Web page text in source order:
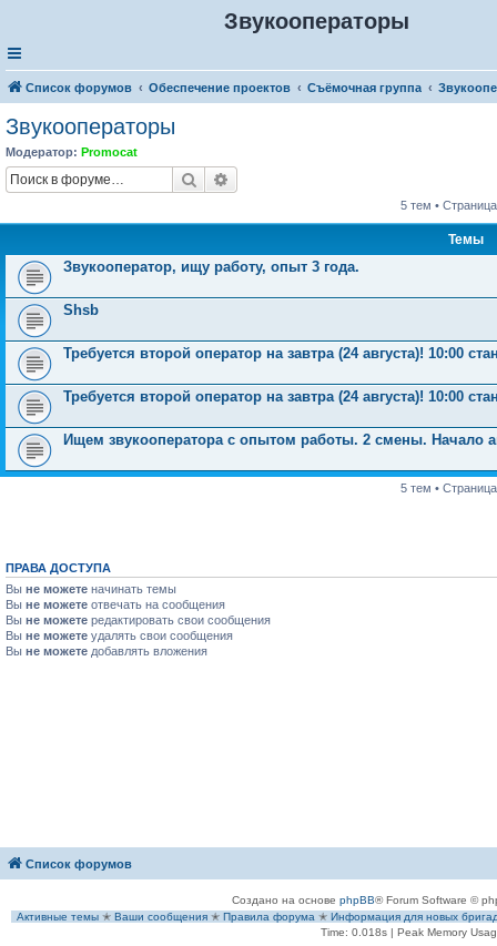
Звукооператоры
Список форумов Обеспечение проектов Съёмочная группа
Звукооператоры
Модератор: Promocat
Поиск
5 тем •
Темы
Звукооператор, ищу работу, опыт 3 года.
Shsb
Требуется второй оператор на завтра (24 августа)! 10:00
Требуется второй оператор на завтра (24 августа)! 10:00
Ищем звукооператора с опытом работы. 2 смены. Начало
5 тем •
ПРАВА ДОСТУПА
Вы не можете начинать темы
Вы не можете отвечать на сообщения
Вы не можете редактировать свои сообщения
Вы не можете удалять свои сообщения
Вы не можете добавлять вложения
Список форумов
Создано на основе phpBB® Forum Software ©
Активные темы ✭ Ваши сообщения ✭ Правила форума ✭ Информация для новых
Time: 0.018s| Peak Memory